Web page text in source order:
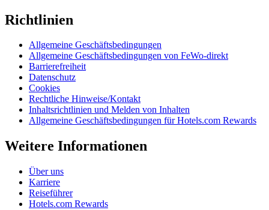
Richtlinien
Allgemeine Geschäftsbedingungen
Allgemeine Geschäftsbedingungen von FeWo-direkt
Barrierefreiheit
Datenschutz
Cookies
Rechtliche Hinweise/Kontakt
Inhaltsrichtlinien und Melden von Inhalten
Allgemeine Geschäftsbedingungen für Hotels.com Rewards
Weitere Informationen
Über uns
Karriere
Reiseführer
Hotels.com Rewards